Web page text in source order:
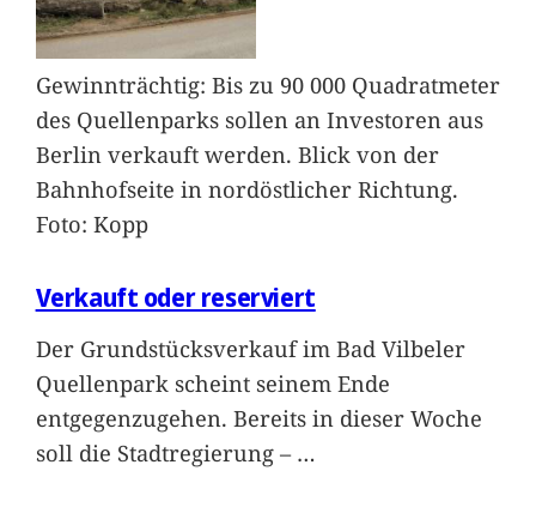
Gewinnträchtig: Bis zu 90 000 Quadratmeter
des Quellenparks sollen an Investoren aus
Berlin verkauft werden. Blick von der
Bahnhofseite in nordöstlicher Richtung.
Foto: Kopp
Verkauft oder reserviert
Der Grundstücksverkauf im Bad Vilbeler
Quellenpark scheint seinem Ende
entgegenzugehen. Bereits in dieser Woche
soll die Stadtregierung – …